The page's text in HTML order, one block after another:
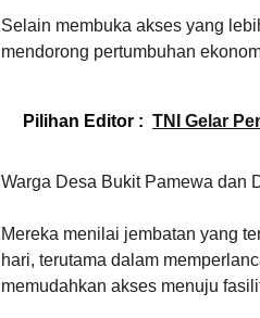
Selain membuka akses yang
mendorong pertumbuhan
Pilihan Editor : TNI Gelar
Warga Desa Bukit Pamewa dan
Mereka menilai jembatan yang
hari, terutama dalam
memudahkan akses menuju